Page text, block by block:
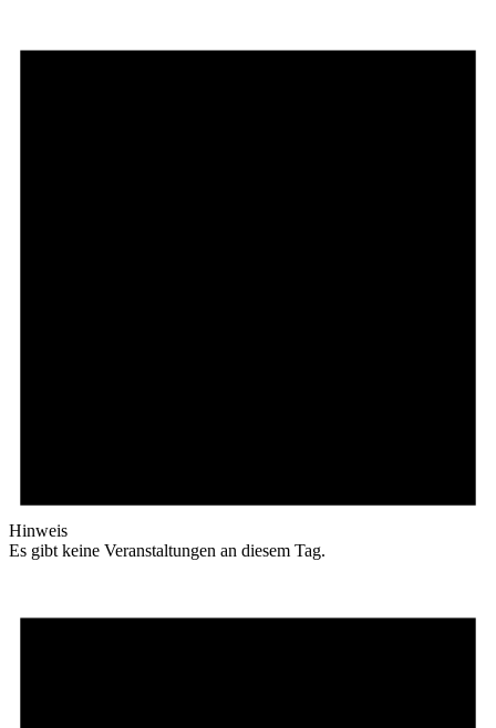
Hinweis
Es gibt keine Veranstaltungen an diesem Tag.